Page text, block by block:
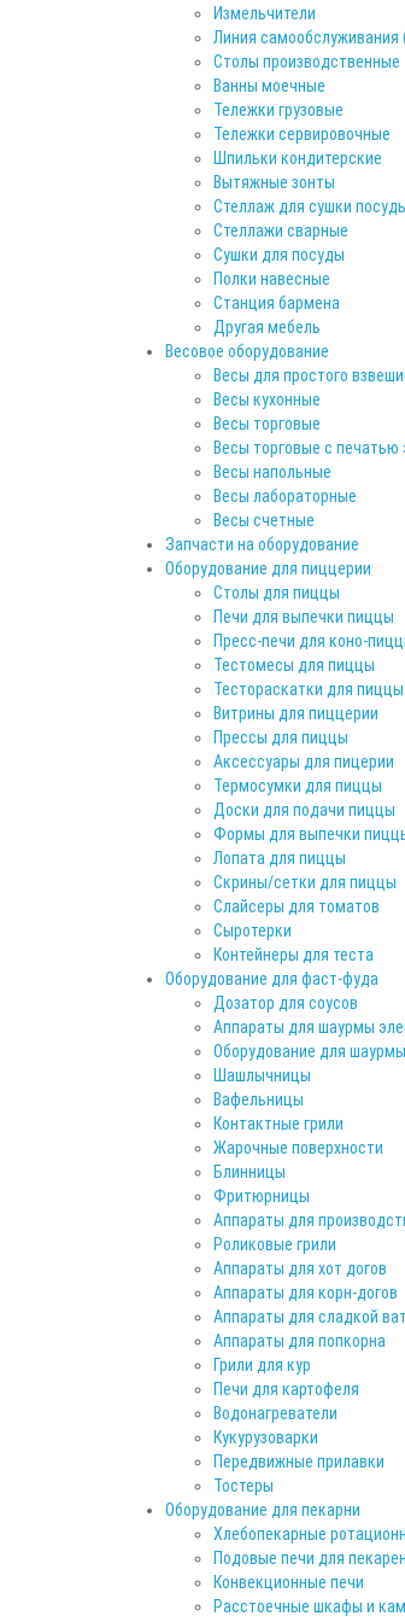
Измельчители
Линия самообслуживания
Столы производственные
Ванны моечные
Тележки грузовые
Тележки сервировочные
Шпильки кондитерские
Вытяжные зонты
Стеллаж для сушки
Стеллажи сварные
Cушки для посуды
Полки навесные
Станция бармена
Другая мебель
Весовое оборудование
Весы для простого
Весы кухонные
Весы торговые
Весы торговые с печатью
Весы напольные
Весы лабораторные
Весы счетные
Запчасти на оборудование
Оборудование для пиццерии
Столы для пиццы
Печи для выпечки пиццы
Пресс-печи для коно-
Тестомесы для пиццы
Тестораскатки для пиццы
Витрины для пиццерии
Прессы для пиццы
Аксессуары для пицерии
Термосумки для пиццы
Доски для подачи пиццы
Формы для выпечки
Лопата для пиццы
Скрины/сетки для пиццы
Слайсеры для томатов
Сыротерки
Контейнеры для теста
Оборудование для фаст-фуда
Дозатор для соусов
Аппараты для шаурмы
Оборудование для шаурмы
Шашлычницы
Вафельницы
Контактные грили
Жарочные поверхности
Блинницы
Фритюрницы
Аппараты для
Роликовые грили
Аппараты для хот догов
Аппараты для корн-догов
Аппараты для сладкой
Аппараты для попкорна
Грили для кур
Печи для картофеля
Водонагреватели
Кукурузоварки
Передвижные прилавки
Тостеры
Оборудование для пекарни
Хлебопекарные
Подовые печи для
Конвекционные печи
Расстоечные шкафы и